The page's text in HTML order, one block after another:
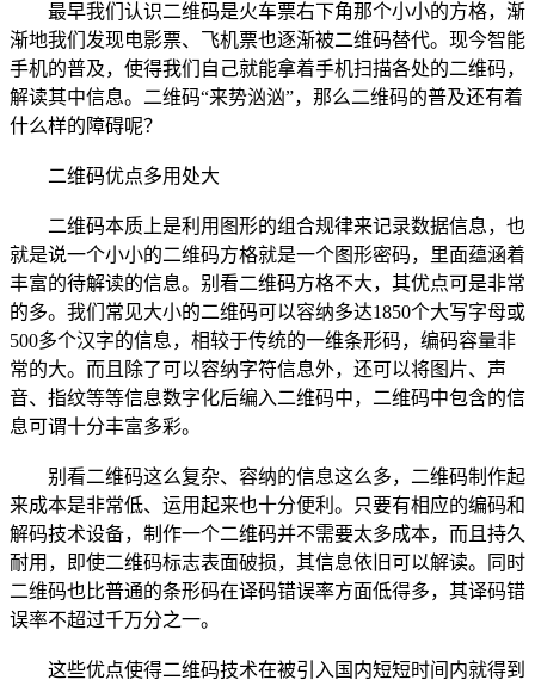
最早我们认识二维码是火车票右下角那个小小的方格，渐
渐地我们发现电影票、飞机票也逐渐被二维码替代。现今智能
手机的普及，使得我们自己就能拿着手机扫描各处的二维码，
解读其中信息。二维码“来势汹汹”，那么二维码的普及还有着
什么样的障碍呢？
二维码优点多用处大
二维码本质上是利用图形的组合规律来记录数据信息，也
就是说一个小小的二维码方格就是一个图形密码，里面蕴涵着
丰富的待解读的信息。别看二维码方格不大，其优点可是非常
的多。我们常见大小的二维码可以容纳多达1850个大写字母或
500多个汉字的信息，相较于传统的一维条形码，编码容量非
常的大。而且除了可以容纳字符信息外，还可以将图片、声
音、指纹等等信息数字化后编入二维码中，二维码中包含的信
息可谓十分丰富多彩。
别看二维码这么复杂、容纳的信息这么多，二维码制作起
来成本是非常低、运用起来也十分便利。只要有相应的编码和
解码技术设备，制作一个二维码并不需要太多成本，而且持久
耐用，即使二维码标志表面破损，其信息依旧可以解读。同时
二维码也比普通的条形码在译码错误率方面低得多，其译码错
误率不超过千万分之一。
这些优点使得二维码技术在被引入国内短短时间内就得到